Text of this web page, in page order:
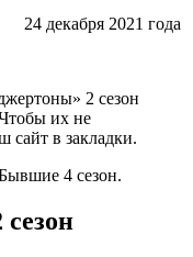
24 декабря 2021 года
2 сезон
их не
сайт в закладки.
4 сезон.